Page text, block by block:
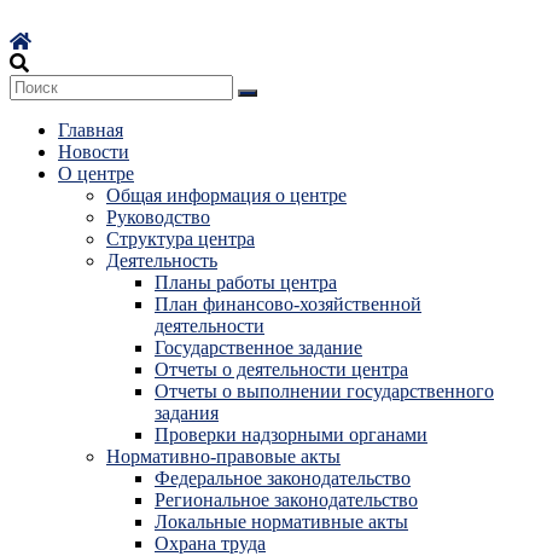
к
содержимому
Главная
Новости
О центре
Общая информация о центре
Руководство
Структура центра
Деятельность
Планы работы центра
План финансово-хозяйственной
деятельности
Государственное задание
Отчеты о деятельности центра
Отчеты о выполнении государственного
задания
Проверки надзорными органами
Нормативно-правовые акты
Федеральное законодательство
Региональное законодательство
Локальные нормативные акты
Охрана труда